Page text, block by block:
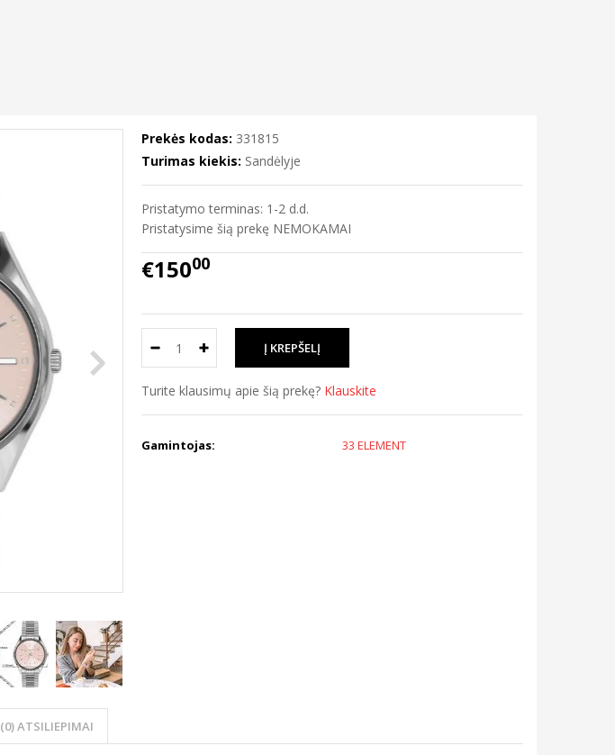
Prekės kodas: 331815
Turimas kiekis: Sandėlyje
Pristatymo terminas: 1-2 d.d.
Pristatysime šią prekę NEMOKAMAI
€15000
Turite klausimų apie šią prekę? Klauskite
Gamintojas: 33 ELEMENT
(0) ATSILIEPIMAI